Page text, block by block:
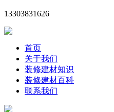
13303831626
首页
关于我们
装修建材知识
装修建材百科
联系我们